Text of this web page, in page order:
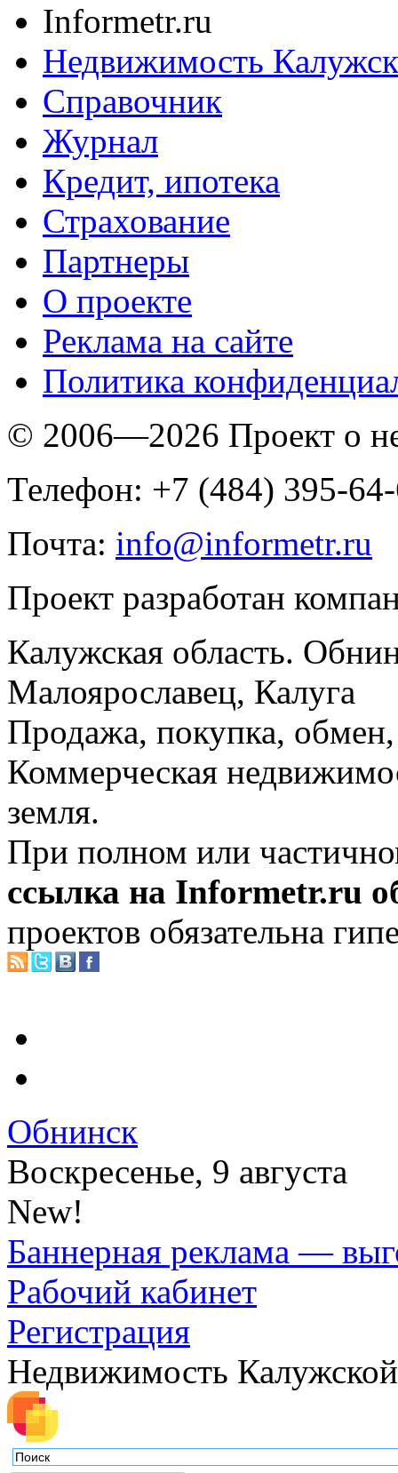
Informetr.ru
Недвижимость
Справочник
Журнал
Кредит, ипотека
Страхование
Партнеры
O проекте
Реклама на сайте
Политика
© 2006—2026 Проект о
Телефон: +7 (484) 395-
Почта: info@informetr.ru
Проект разработан
Калужская область.
Малоярославец, Калуга
Продажа, покупка, обмен,
Коммерческая
земля.
При полном или
ссылка на Informetr.ru
проектов обязательна
Обнинск
Воскресенье, 9 августа
New!
Баннерная реклама —
Рабочий кабинет
Регистрация
Недвижимость